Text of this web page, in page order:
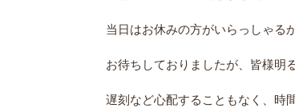
当日はお休みの方がいらっしゃる
お待ちしておりましたが、皆様明
遅刻など心配することもなく、時